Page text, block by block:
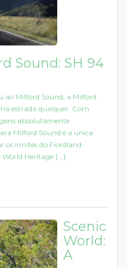
Sound: SH 94
ao Milford Sound, a Milford
estrada qualquer. Com
absolutamente
Milford Sound é a única
os limites do Fiordland
Heritage [...]
Scenic
World:
A